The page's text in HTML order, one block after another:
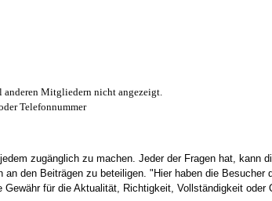
Mitgliedern nicht angezeigt.
Telefonnummer
zugänglich zu machen. Jeder der Fragen hat, kann
den Beiträgen zu beteiligen. "Hier haben die
für die Aktualität, Richtigkeit, Vollständigkeit